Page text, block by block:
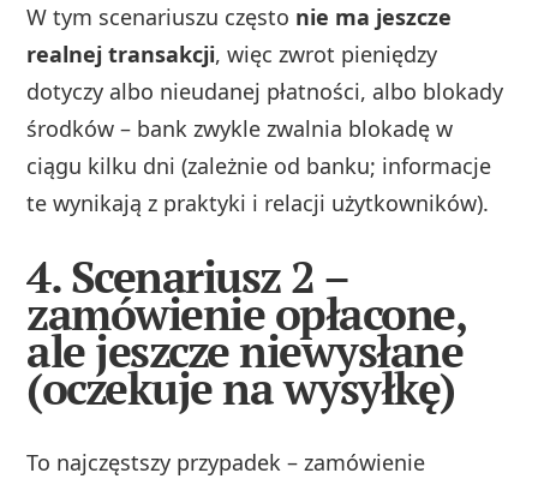
W tym scenariuszu często nie ma jeszcze
realnej transakcji, więc zwrot pieniędzy
dotyczy albo nieudanej płatności, albo blokady
środków – bank zwykle zwalnia blokadę w
ciągu kilku dni (zależnie od banku; informacje
te wynikają z praktyki i relacji użytkowników).
4. Scenariusz 2 –
zamówienie opłacone,
ale jeszcze niewysłane
(oczekuje na wysyłkę)
To najczęstszy przypadek – zamówienie